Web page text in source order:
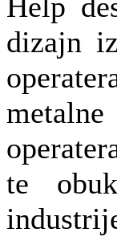
dizajn
te